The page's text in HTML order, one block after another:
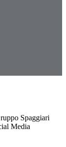
Spaggiari
Media